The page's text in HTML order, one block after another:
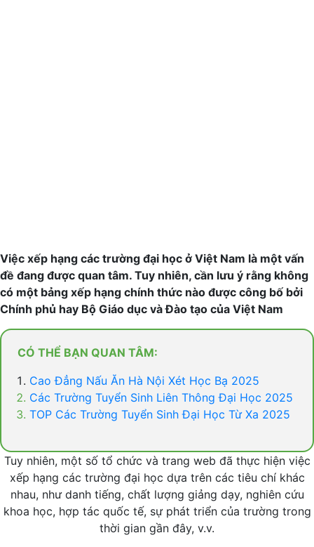
Việc xếp hạng các trường đại học ở Việt Nam là một vấn
đề đang được quan tâm. Tuy nhiên, cần lưu ý rằng không
có một bảng xếp hạng chính thức nào được công bố bởi
Chính phủ hay Bộ Giáo dục và Đào tạo của Việt Nam
CÓ THỂ BẠN QUAN TÂM:
Cao Đẳng Nấu Ăn Hà Nội Xét Học Bạ 2025
Các Trường Tuyển Sinh Liên Thông Đại Học 2025
TOP Các Trường Tuyển Sinh Đại Học Từ Xa 2025
Tuy nhiên, một số tổ chức và trang web đã thực hiện việc
xếp hạng các trường đại học dựa trên các tiêu chí khác
nhau, như danh tiếng, chất lượng giảng dạy, nghiên cứu
khoa học, hợp tác quốc tế, sự phát triển của trường trong
thời gian gần đây, v.v.